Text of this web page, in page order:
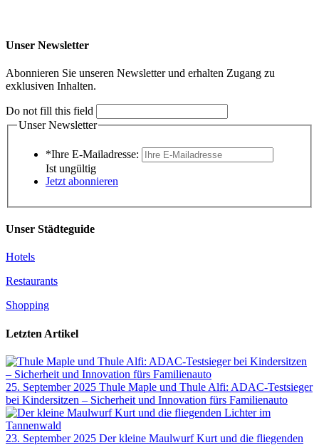
Unser Newsletter
Abonnieren Sie unseren Newsletter und erhalten Zugang zu
exklusiven Inhalten.
Do not fill this field
Unser Newsletter
*Ihre E-Mailadresse:
Ist ungültig
Jetzt abonnieren
Unser Städteguide
Hotels
Restaurants
Shopping
Letzten Artikel
25. September 2025 Thule Maple und Thule Alfi: ADAC-Testsieger
bei Kindersitzen – Sicherheit und Innovation fürs Familienauto
23. September 2025 Der kleine Maulwurf Kurt und die fliegenden